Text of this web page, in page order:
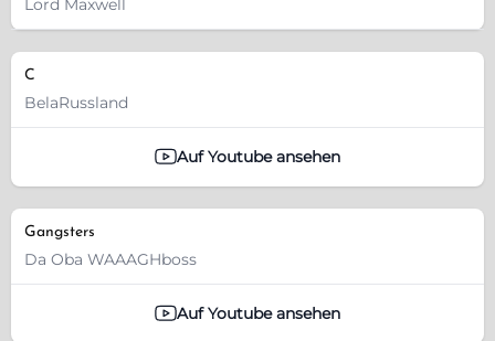
Lord Maxwell
C
BelaRussland
Auf Youtube ansehen
Gangsters
Da Oba WAAAGHboss
Auf Youtube ansehen